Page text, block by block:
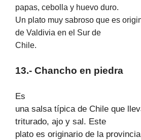
papas, cebolla y huevo duro.
Un plato muy sabroso que es
de Valdivia en el Sur de
Chile.
13.- Chancho en piedra
Es
una salsa típica de Chile que
triturado, ajo y sal. Este
plato es originario de la